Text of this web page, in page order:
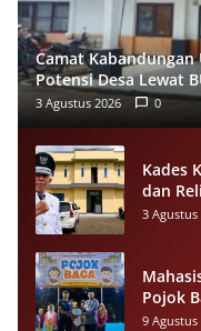
Camat
Potensi Desa Lewat
3 Agustus 2026 0
Kades
dan
3 Agustus
Pojok
anak
9 Agustus